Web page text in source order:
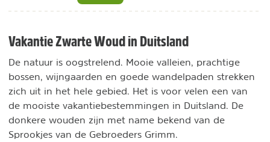
Vakantie Zwarte Woud in Duitsland
De natuur is oogstrelend. Mooie valleien, prachtige
bossen, wijngaarden en goede wandelpaden strekken
zich uit in het hele gebied. Het is voor velen een van
de mooiste vakantiebestemmingen in Duitsland. De
donkere wouden zijn met name bekend van de
Sprookjes van de Gebroeders Grimm.